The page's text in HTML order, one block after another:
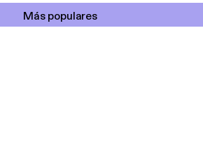
Más populares